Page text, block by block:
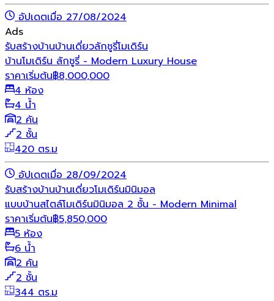
อัปเดตเมื่อ 27/08/2024
Ads
รับสร้างบ้านบ้านเดี่ยวลักชูรี่โมเดิร์น
บ้านโมเดิร์น ลักชูรี่ - Modern Luxury House
ราคาเริ่มต้น฿8,000,000
4 ห้อง
4 น้ำ
2 คัน
2 ชั้น
420 ตร.ม
อัปเดตเมื่อ 28/09/2024
รับสร้างบ้านบ้านเดี่ยวโมเดิร์นมินิมอล
แบบบ้านสไตล์โมเดิร์นมินิมอล 2 ชั้น - Modern Minimal
ราคาเริ่มต้น฿5,850,000
5 ห้อง
6 น้ำ
2 คัน
2 ชั้น
344 ตร.ม